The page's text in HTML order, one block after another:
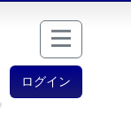
ログイン